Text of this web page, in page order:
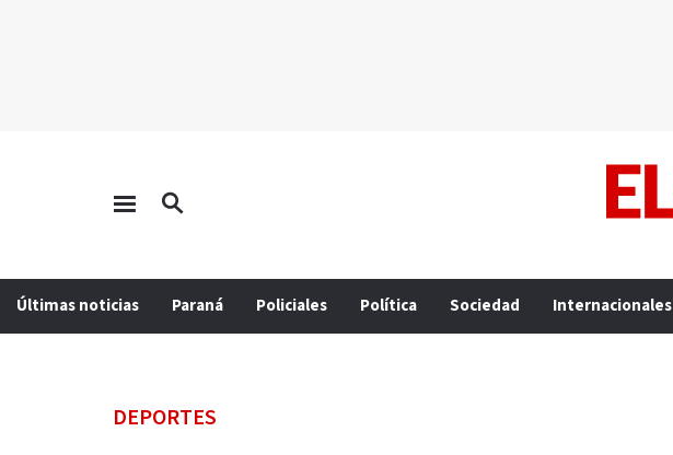
Últimas noticias Paraná Policiales Política Sociedad Internacionales
DEPORTES